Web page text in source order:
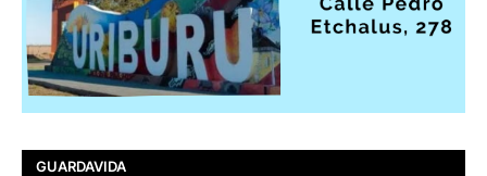
GUARDAVIDA